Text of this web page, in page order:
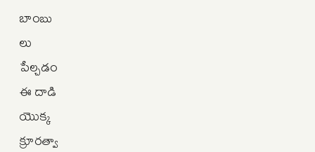
బాంబు
లు
పేల్చడం
ఈ దాడి
యొక్క
క్రూరత్వా